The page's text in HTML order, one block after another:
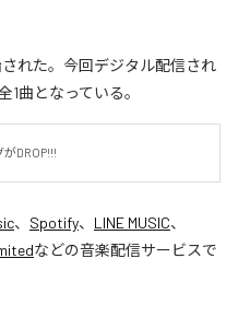
された。今回デジタル配信され
1曲となっている。
DROP!!!
、 Spotify、 LINE MUSIC、
などの音楽配信サービスで